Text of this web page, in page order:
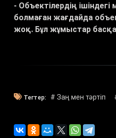
- Объектілердің
болмаған жағдайда
жоқ. Бұл жұмыстар
Тегтер: # Заң мен тәртіп